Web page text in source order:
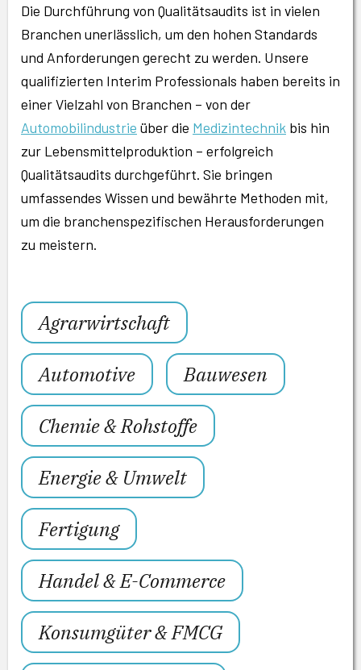
Die Durchführung von Qualitätsaudits ist in vielen
Branchen unerlässlich, um den hohen Standards
und Anforderungen gerecht zu werden. Unsere
qualifizierten Interim Professionals haben bereits in
einer Vielzahl von Branchen – von der
Automobilindustrie über die Medizintechnik bis hin
zur Lebensmittelproduktion – erfolgreich
Qualitätsaudits durchgeführt. Sie bringen
umfassendes Wissen und bewährte Methoden mit,
um die branchenspezifischen Herausforderungen
zu meistern.
Agrarwirtschaft
Automotive
Bauwesen
Chemie & Rohstoffe
Energie & Umwelt
Fertigung
Handel & E-Commerce
Konsumgüter & FMCG